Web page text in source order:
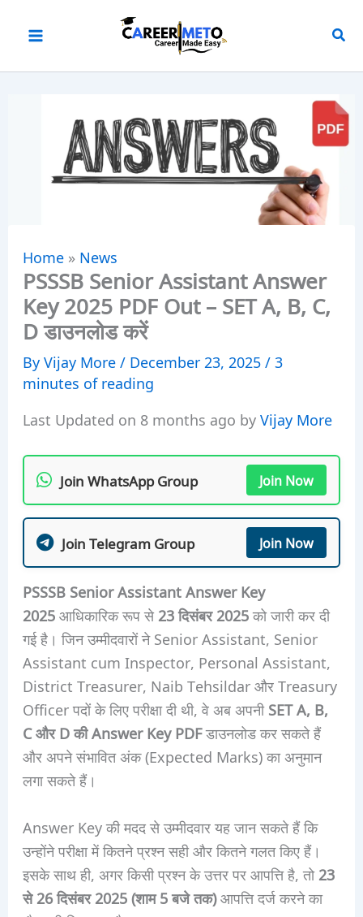
Home» News
PSSSB Senior Assistant Answer
Key 2025 PDF Out – SET A, B, C,
D डाउनलोड करें
ByVijay More/ December 23, 2025/3
minutes of reading
Last Updated on 8 months ago byVijay More
Join WhatsApp Group Join Now
Join Telegram Group Join Now
PSSSB Senior Assistant Answer Key
2025आधिकारिक रूप से23 दिसंबर 2025को जारी कर दी
गई है। जिन उम्मीदवारों ने Senior Assistant, Senior
Assistant cum Inspector, Personal Assistant,
District Treasurer, Naib Tehsildar और Treasury
Officer पदों के लिए परीक्षा दी थी, वे अब अपनीSET A, B,
C और D की Answer Key PDFडाउनलोड कर सकते हैं
और अपने संभावित अंक (Expected Marks) का अनुमान
लगा सकते हैं।
Answer Key की मदद से उम्मीदवार यह जान सकते हैं कि
उन्होंने परीक्षा में कितने प्रश्न सही और कितने गलत किए हैं।
इसके साथ ही, अगर किसी प्रश्न के उत्तर पर आपत्ति है, तो23
से 26 दिसंबर 2025 (शाम 5 बजे तक)आपत्ति दर्ज करने का